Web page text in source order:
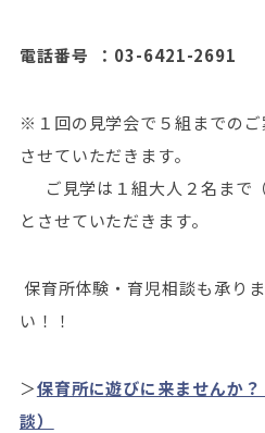
電話番号 ：03-6421-2691
※１回の見学会で５組までの
させていただきます。
ご見学は１組大人２名まで
とさせていただきます。
保育所体験・育児相談も承り
い！！
＞保育所に遊びに来ませんか
談）